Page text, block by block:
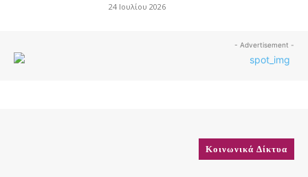
24 Ιουλίου 2026
- Advertisement -
Κοινωνικά Δίκτυα